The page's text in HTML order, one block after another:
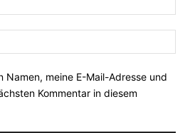
Namen, meine E-Mail-Adresse und
Kommentar in diesem